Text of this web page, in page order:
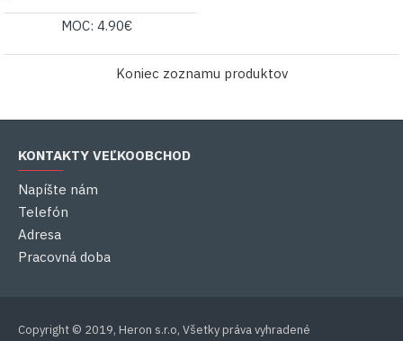
MOC: 4.90€
Koniec zoznamu produktov
KONTAKTY VEĽKOOBCHOD
Napíšte nám
Telefón
Adresa
Pracovná doba
Copyright © 2019, Heron s.r.o, Všetky práva vyhradené